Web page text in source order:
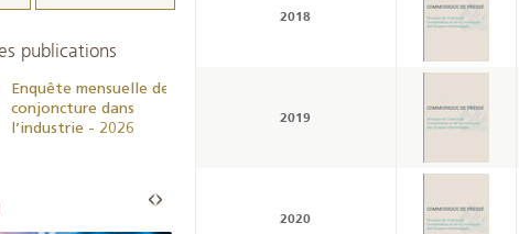
2018
2019
2020
publications
Enquête mensuelle de
conjoncture dans
l’industrie - 2026
de l’enquête de